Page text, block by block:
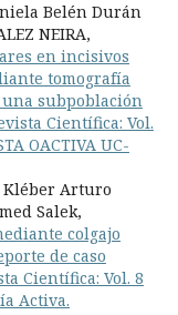
Belén Durán
NEIRA,
en incisivos
tomografía
subpoblación
Científica: Vol.
OACTIVA UC-
Kléber Arturo
Salek,
colgajo
de caso
Científica: Vol. 8
Activa.